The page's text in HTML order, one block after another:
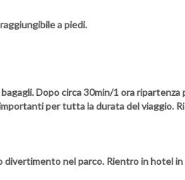
a piedi.
Dopo circa 30min/1 ora ripartenza
per tutta la durata del viaggio.
nel parco. Rientro in hotel